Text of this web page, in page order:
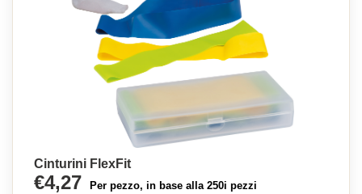
Cinturini FlexFit
€4,27 Per pezzo, in base alla 250i pezzi